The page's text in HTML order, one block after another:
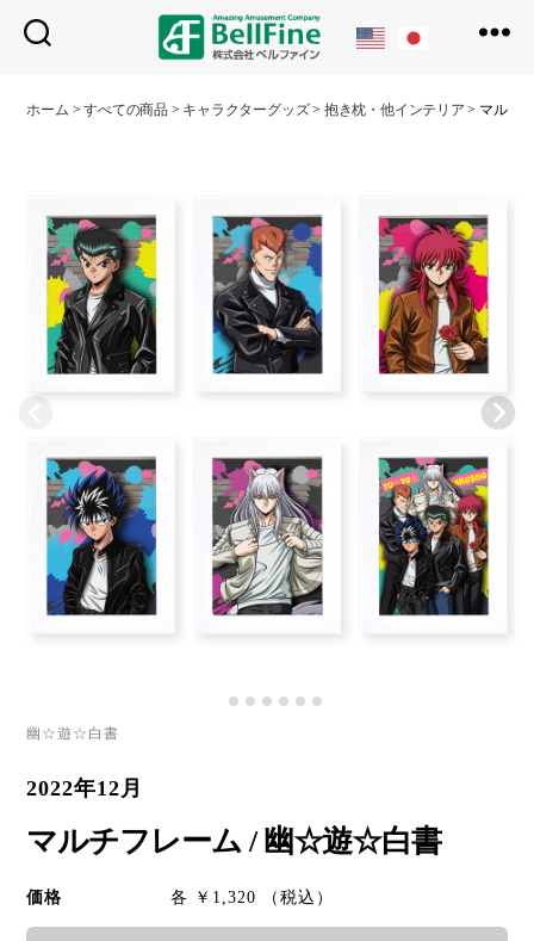
フ
ホーム >すべての商品 > キャラクターグッズ> 抱き枕・他インテリア > マルチ
幽☆遊☆白書
2022年12月
マルチフレーム / 幽☆遊☆白書
価格 各 ￥1,320 （税込）